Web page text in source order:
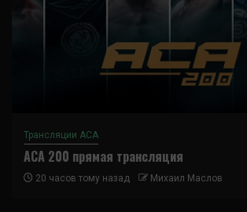
Трансляции ACA
ACA 200 прямая трансляция
20 часов тому назад Михаил Маслов